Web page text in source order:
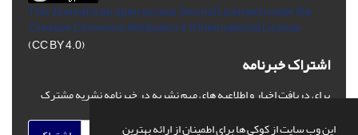
این وب سایت از کوکی ها برای اطمینان از ارائه بهترین
This Journal is an open access Journal Licensedunder the
Creative Commons Attribution 4.0 International License
(CC BY 4.0)
اشتراک خبرنامه
برای دریافت اخبار و اطلاعیه های مهم نشریه در خبرنامه نشریه مشترک